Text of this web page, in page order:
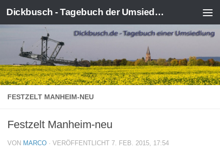
Zum Inhalt springen Dickbusch - Tagebuch der Umsiedlung von Kerpen-Manheim
FESTZELT MANHEIM-NEU
Festzelt Manheim-neu
VON MARCO · VERÖFFENTLICHT 7. FEB. 2015, 17:54